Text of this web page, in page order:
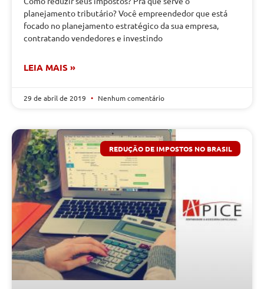
planejamento tributário? Você empreendedor que está
focado no planejamento estratégico da sua empresa,
contratando vendedores e investindo
LEIA MAIS »
29 de abril de 2019 Nenhum comentário
REDUÇÃO DE IMPOSTOS NO BRASIL